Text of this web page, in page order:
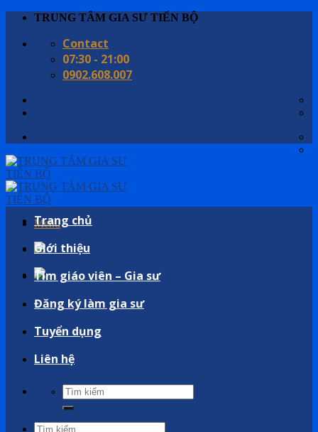
Skip
content
TRUNG TÂM GIA SƯ TIẾN BỘ
Contact
07:30 - 21:00
0902.608.007
Menu
Trang chủ
Giới thiệu
Tìm giáo viên – Gia sư
Đăng ký làm gia sư
Tuyển dụng
Liên hệ